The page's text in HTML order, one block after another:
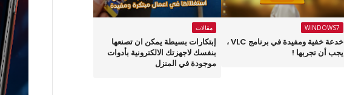
WINDOWS7
خدعة خفية ومفيدة في برنامج VLC ،
يجب أن تجربها !
مقالات
إبتكارات بسيطة يمكن ان تصنعها
بنفسك لاجهزتك الالكترونية بأدوات
موجودة في المنزل